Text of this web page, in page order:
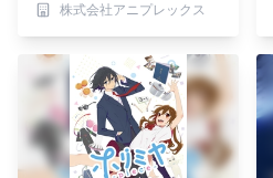
株式会社アニプレックス